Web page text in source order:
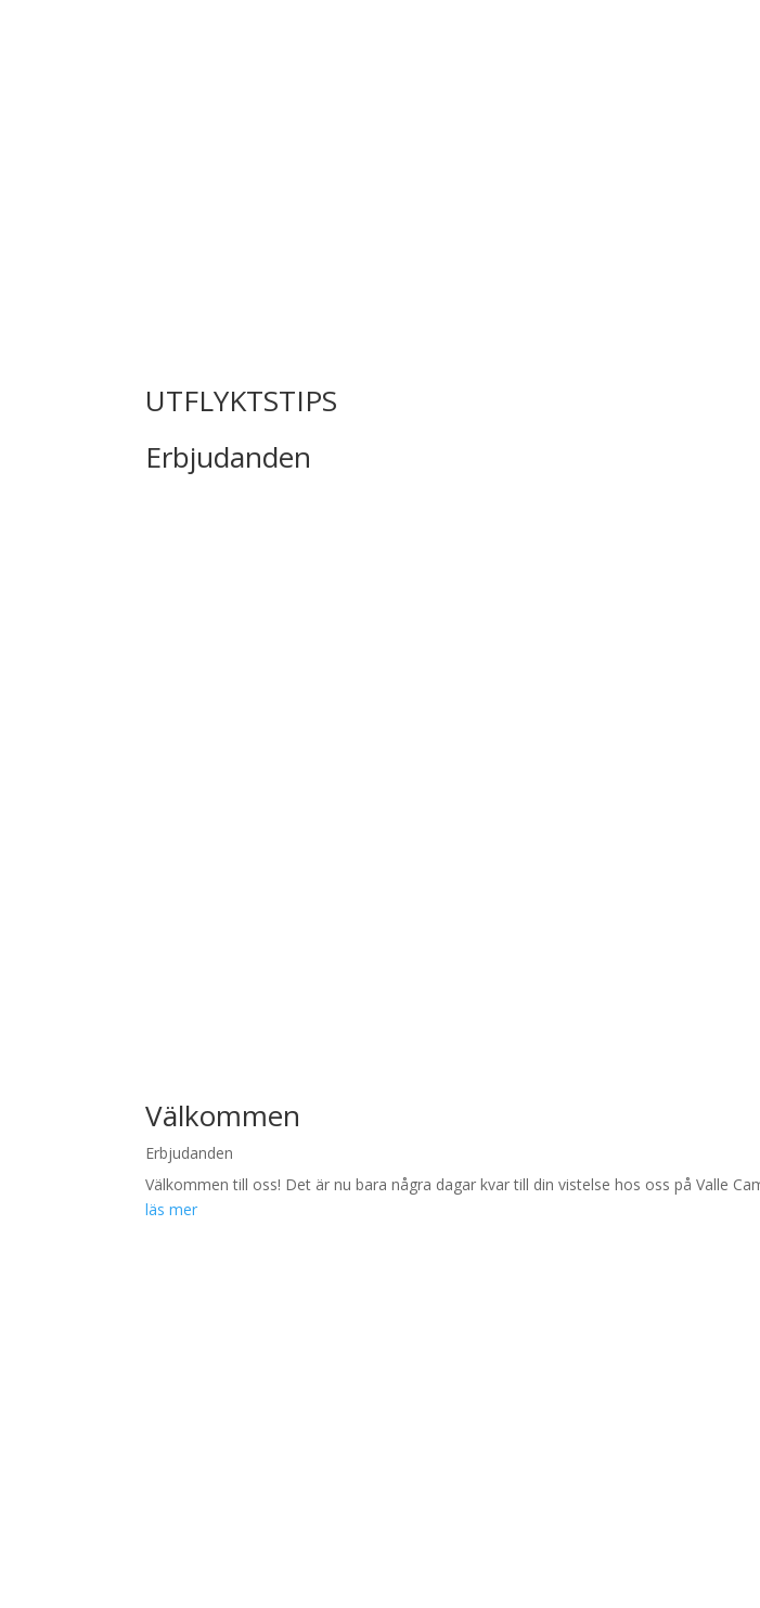
UTFLYKTSTIPS
Erbjudanden
Välkommen
Erbjudanden
Välkommen till oss! Det är nu bara några dagar kvar till din vistelse hos oss på Valle
läs mer